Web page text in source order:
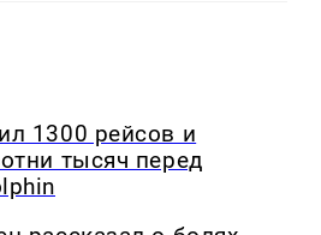
1300 рейсов и
тысяч перед